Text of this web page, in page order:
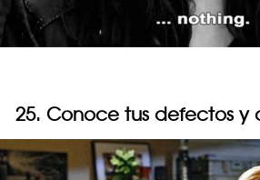
25. Conoce tus defectos y